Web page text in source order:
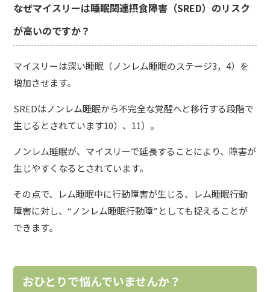
なぜマイスリーは睡眠関連摂食障害（SRED）のリスク
が高いのですか？
マイスリーは深い睡眠（ノンレム睡眠のステージ3，4）を
増加させます。
SREDはノンレム睡眠から不完全な覚醒へと移行する段階で
生じるとされています10）、11）。
ノンレム睡眠が、マイスリーで延長することにより、障害が
生じやすくなるとされています。
その点で、レム睡眠中に行動障害が生じる、レム睡眠行動
障害に対し、“ノンレム睡眠行動障”としても捉えることが
できます。
おひとりで悩んでいませんか？